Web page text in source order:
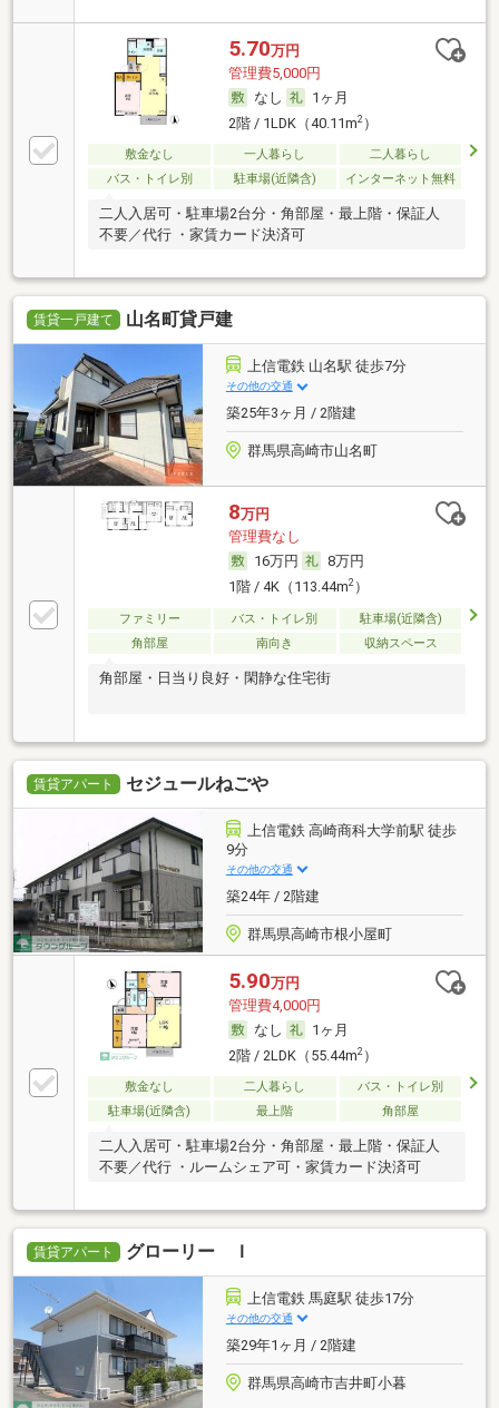
5.70万円
管理費5,000円
なし
1ヶ月
2階 / 1LDK（40.11m2）
敷金なし 一人暮らし
二人暮らし
バス・トイレ別
駐車場(近隣含) インターネット無料
二人入居可・駐車場2台分・角部屋・最上階・保証人
不要／代行 ・家賃カード決済可
賃貸一戸建て 山名町貸戸建
上信電鉄 山名駅 徒歩7分
その他の交通
築25年3ヶ月 / 2階建
群馬県高崎市山名町
8万円
管理費なし
16万円
8万円
1階 / 4K（113.44m2）
ファミリー バス・トイレ別
駐車場(近隣含)
角部屋
南向き 収納スペース
角部屋・日当り良好・閑静な住宅街
賃貸アパート セジュールねごや
上信電鉄 高崎商科大学前駅 徒歩
9分
その他の交通
築24年 / 2階建
群馬県高崎市根小屋町
5.90万円
管理費4,000円
なし
1ヶ月
2階 / 2LDK（55.44m2）
敷金なし 二人暮らし
バス・トイレ別
駐車場(近隣含)
最上階 角部屋
二人入居可・駐車場2台分・角部屋・最上階・保証人
不要／代行 ・ルームシェア可・家賃カード決済可
賃貸アパート グローリー Ｉ
上信電鉄 馬庭駅 徒歩17分
その他の交通
築29年1ヶ月 / 2階建
群馬県高崎市吉井町小暮